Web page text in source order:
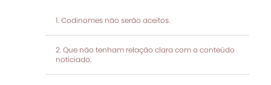
Codinomes não serão aceitos.
Que não tenham relação clara com o conteúdo
noticiado.